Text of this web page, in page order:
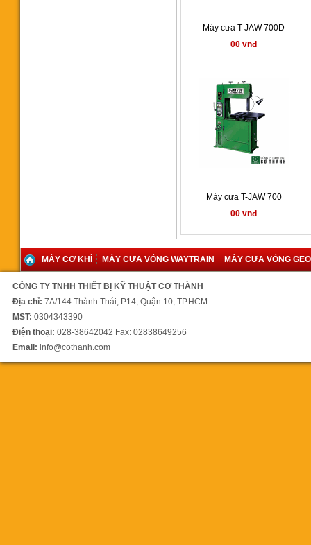
Máy cưa vòng SH-6056NC
42.000 vnđ
Máy cưa T-JAW 700D
00 vnđ
Máy cưa T-JAW 700
00 vnđ
MÁY CƠ KHÍ MÁY CƯA VÒNG WAYTRAIN MÁY CƯA VÒNG
CÔNG TY TNHH THIẾT BỊ KỸ THUẬT CƠ THÀNH
Địa chỉ: 7A/144 Thành Thái, P14, Quận 10, TP.HCM
MST: 0304343390
Điện thoại: 028-38642042 Fax: 02838649256
Email: info@cothanh.com